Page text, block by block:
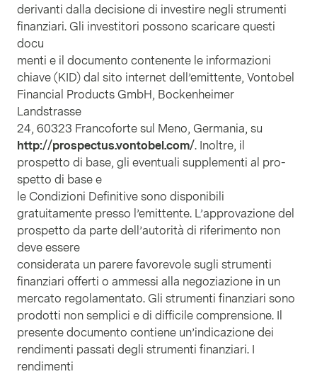
derivanti dalla decisione di investire negli strumenti
finanziari. Gli investitori possono scaricare questi
docu
menti e il documento contenente le informazioni
chiave (KID) dal sito internet dell’emittente, Vontobel
Financial Products GmbH, Bockenheimer
Landstrasse
24, 60323 Francoforte sul Meno, Germania, su
http://prospectus.vontobel.com/. Inoltre, il
prospetto di base, gli eventuali supplementi al pro-
spetto di base e
le Condizioni Definitive sono disponibili
gratuitamente presso l’emittente. L’approvazione del
prospetto da parte dell’autorità di riferimento non
deve essere
considerata un parere favorevole sugli strumenti
finanziari offerti o ammessi alla negoziazione in un
mercato regolamentato. Gli strumenti finanziari sono
prodotti non semplici e di difficile comprensione. Il
presente documento contiene un’indicazione dei
rendimenti passati degli strumenti finanziari. I
rendimenti